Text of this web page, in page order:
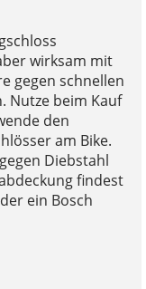
wirksam mit
gegen schnellen
Nutze beim Kauf
den
am Bike.
Diebstahl
findest
ein Bosch